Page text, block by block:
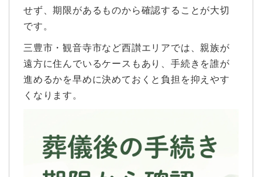
せず、期限があるものから確認することが大切
です。
三豊市・観音寺市など西讃エリアでは、親族が
遠方に住んでいるケースもあり、手続きを誰が
進めるかを早めに決めておくと負担を抑えやす
くなります。